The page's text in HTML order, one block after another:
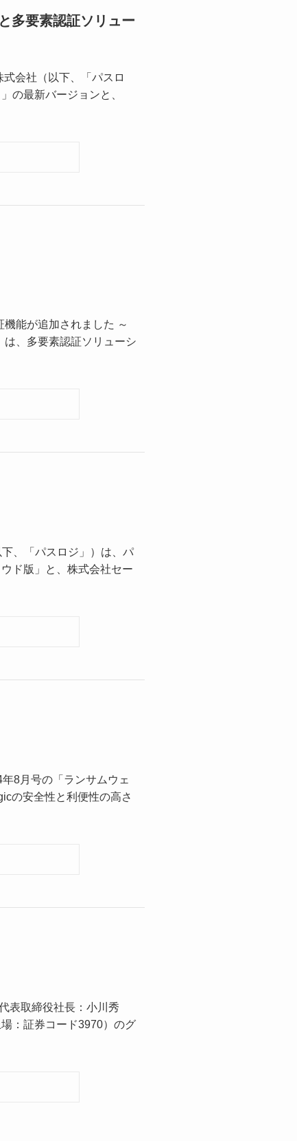
多要素認証ソリュー
会社（以下、「パスロ
の最新バージョンと、
能が追加されました ～
、多要素認証ソリューシ
、「パスロジ」）は、パ
ド版」と、株式会社セー
8月号の「ランサムウェ
の安全性と利便性の高さ
表取締役社長：小川秀
：証券コード3970）のグ